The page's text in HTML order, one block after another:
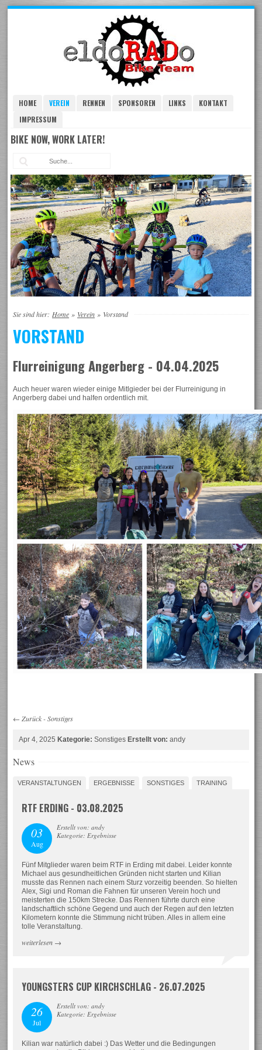
HOME VEREIN RENNEN SPONSOREN LINKS
KONTAKT
IMPRESSUM
BIKE NOW, WORK LATER!
Sie sind hier: Home » Verein » Vorstand
VORSTAND
Flurreinigung Angerberg - 04.04.2025
Auch heuer waren wieder einige Mitlgieder bei der Flurreinigung in
Angerberg dabei und halfen ordentlich mit.
← Zurück-Sonstiges
Apr 4, 2025Kategorie: SonstigesErstellt von: andy
News
VERANSTALTUNGEN ERGEBNISSE SONSTIGES TRAINING
RTF ERDING - 03.08.2025
03
Aug
Erstellt von: andy
Kategorie: Ergebnisse
Fünf Mitglieder waren beim RTF in Erding mit dabei. Leider konnte
Michael aus gesundheitlichen Gründen nicht starten und Kilian
musste das Rennen nach einem Sturz vorzeitig beenden. So hielten
Alex, Sigi und Roman die Fahnen für unseren Verein hoch und
meisterten die 150km Strecke. Das Rennen führte durch eine
landschaftlich schöne Gegend und auch der Regen auf den letzten
Kilometern konnte die Stimmung nicht trüben. Alles in allem eine
tolle Veranstaltung.
weiterlesen →
YOUNGSTERS CUP KIRCHSCHLAG - 26.07.2025
26
Jul
Erstellt von: andy
Kategorie: Ergebnisse
Kilian war natürlich dabei :) Das Wetter und die Bedingungen